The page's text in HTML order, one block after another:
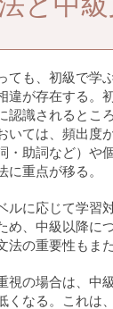
ても、初級で学
違が存在する。
認識されるとこ
いては、頻出度
・助詞など）や
に重点が移る。
ルに応じて学習
め、中級以降に
法の重要性もま
視の場合は、中
くなる。これは